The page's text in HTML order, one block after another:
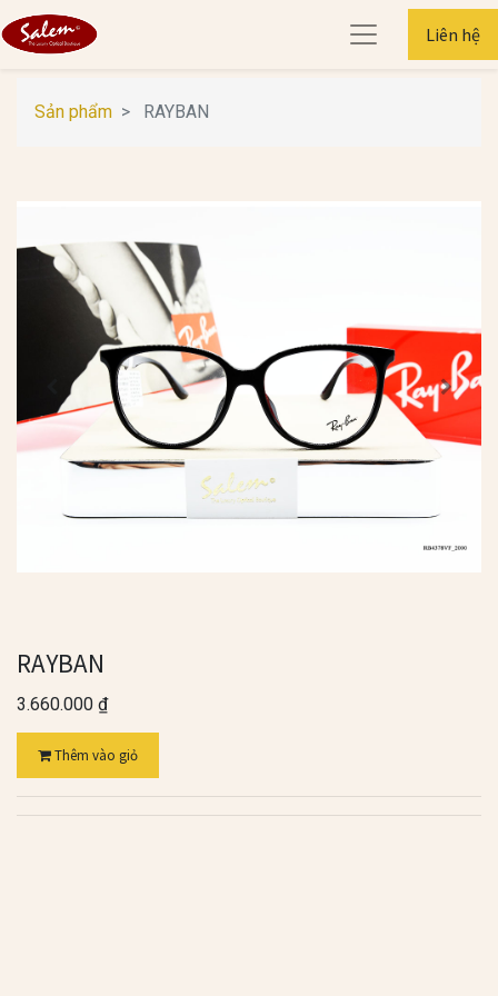
Liên hệ
Sản phẩm RAYBAN
RAYBAN
3.660.000 ₫
Thêm vào giỏ